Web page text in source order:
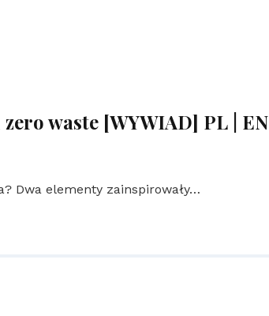
waste [WYWIAD] PL | EN
Dwa elementy zainspirowały…